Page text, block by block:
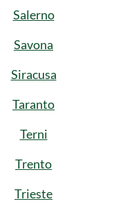
Salerno
Savona
Siracusa
Taranto
Terni
Trento
Trieste